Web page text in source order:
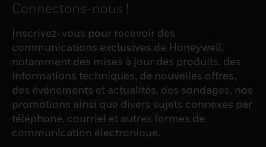
Connectons-nous !
Inscrivez-vous pour recevoir des
communications exclusives de Honeywell,
notamment des mises à jour des produits, des
informations techniques, de nouvelles offres,
des événements et actualités, des sondages, nos
promotions ainsi que divers sujets connexes par
téléphone, courriel et autres formes de
communication électronique.